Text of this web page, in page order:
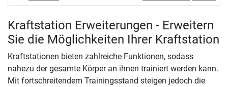
Kraftstation Erweiterungen - Erweitern
Sie die Möglichkeiten Ihrer Kraftstation
Kraftstationen bieten zahlreiche Funktionen, sodass
nahezu der gesamte Körper an ihnen trainiert werden kann.
Mit fortschreitendem Trainingsstand steigen jedoch die